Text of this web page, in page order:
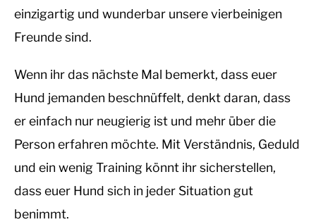
einzigartig und wunderbar unsere vierbeinigen
Freunde sind.
Wenn ihr das nächste Mal bemerkt, dass euer
Hund jemanden beschnüffelt, denkt daran, dass
er einfach nur neugierig ist und mehr über die
Person erfahren möchte. Mit Verständnis, Geduld
und ein wenig Training könnt ihr sicherstellen,
dass euer Hund sich in jeder Situation gut
benimmt.